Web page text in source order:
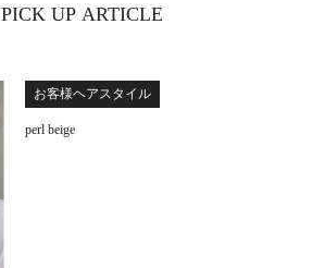
PICK UP ARTICLE
お客様ヘアスタイル
perl beige